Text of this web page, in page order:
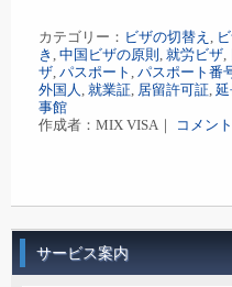
カテゴリー： ビザの切替え
き 中国ビザの原則 就労ビザ
ザ パスポート パスポート番
外国人 就業証 居留許可証
事館
作成者：MIX VISA｜
コメン
サービス案内